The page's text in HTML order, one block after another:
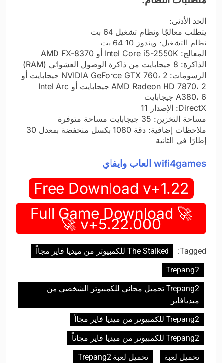
الحد الأدنى:
يتطلب معالجًا ونظام تشغيل 64 بت
نظام التشغيل: ويندوز 10 64 بت
المعالج: Intel Core i5-2550K أو AMD FX-8370
الذاكرة: 8 جيجابايت من ذاكرة الوصول العشوائي (RAM)
الرسومات: NVIDIA GeForce GTX 760، 2 جيجابايت أو
AMD Radeon HD 7870، 2 جيجابايت أو Intel Arc
A380، 6 جيجابايت
DirectX: الإصدار 11
مساحة التخزين: 35 جيجابايت مساحة متوفرة
ملاحظات إضافية: دقة 1080 بكسل منخفضة بمعدل 30
إطارًا في الثانية
wifi4games العاب وايفاي
Free Download v+1.22
🚀 Full Game Download
v+5.22.000 🚀
Tagged:
The Stalked للكمبيوتر من ميديا فاير مجااً
Trepang2
Trepang2 تحميل مجاني للكمبيوتر الشخصي من
ميديافاير
Trepang2 للكمبيوتر من ميديا فاير مجااً
Trepang2 للكمبيوتر من ميديا فاير مجاناً
تحميل لعبة
تحميل لعبة Trepang2